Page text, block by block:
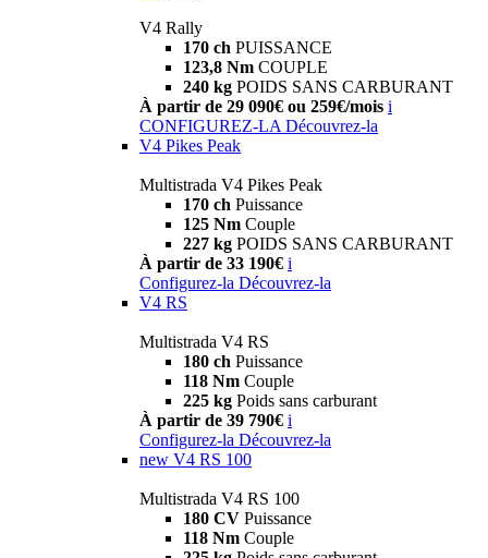
V4 Rally
170 ch PUISSANCE
123,8 Nm COUPLE
240 kg POIDS SANS CARBURANT
À partir de 29 090€ ou 259€/mois i
CONFIGUREZ-LA Découvrez-la
V4 Pikes Peak
Multistrada V4 Pikes Peak
170 ch Puissance
125 Nm Couple
227 kg POIDS SANS CARBURANT
À partir de 33 190€ i
Configurez-la Découvrez-la
V4 RS
Multistrada V4 RS
180 ch Puissance
118 Nm Couple
225 kg Poids sans carburant
À partir de 39 790€ i
Configurez-la Découvrez-la
new V4 RS 100
Multistrada V4 RS 100
180 CV Puissance
118 Nm Couple